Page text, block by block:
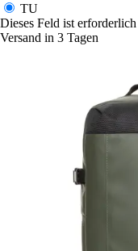
TU
Dieses Feld ist erforderlich
Versand in 3 Tagen